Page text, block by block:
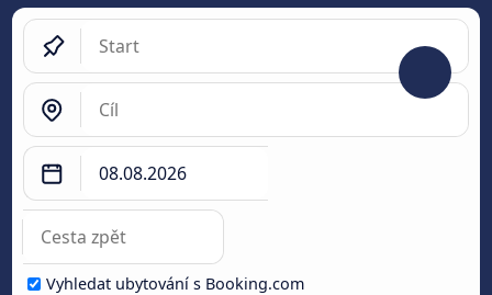
Vyhledat ubytování s Booking.com